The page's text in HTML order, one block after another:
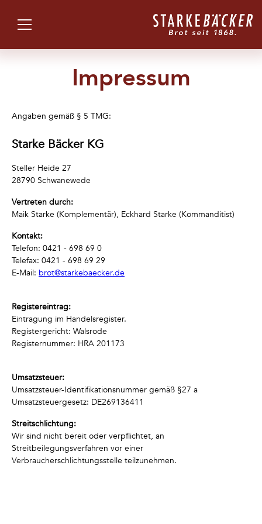
Impressum
Angaben gemäß § 5 TMG:
Starke Bäcker KG
Steller Heide 27
28790 Schwanewede
Vertreten durch:
Maik Starke (Komplementär), Eckhard Starke (Kommanditist)
Kontakt:
Telefon: 0421 - 698 69 0
Telefax: 0421 - 698 69 29
E-Mail: brot@starkebaecker.de
Registereintrag:
Eintragung im Handelsregister.
Registergericht: Walsrode
Registernummer: HRA 201173
Umsatzsteuer:
Umsatzsteuer-Identifikationsnummer gemäß §27 a
Umsatzsteuergesetz: DE269136411
Streitschlichtung:
Wir sind nicht bereit oder verpflichtet, an
Streitbeilegungsverfahren vor einer
Verbraucherschlichtungsstelle teilzunehmen.